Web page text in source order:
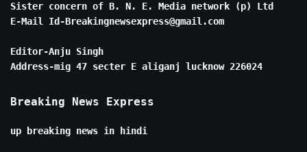
Sister concern of B. N. E. Media network (p) Ltd
E-Mail Id-Breakingnewsexpress@gmail.com
Editor-Anju Singh
Address-mig 47 secter E aliganj lucknow 226024
Breaking News Express
up breaking news in hindi